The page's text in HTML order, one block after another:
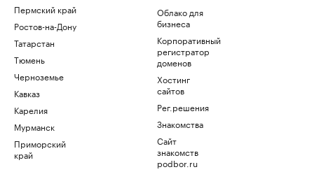
Пермский край
Ростов-на-Дону
Татарстан
Тюмень
Черноземье
Кавказ
Карелия
Мурманск
Приморский
край
Облако для
бизнеса
Корпоративный
регистратор
доменов
Хостинг
сайтов
Рег.решения
Знакомства
Сайт
знакомств
podbor.ru